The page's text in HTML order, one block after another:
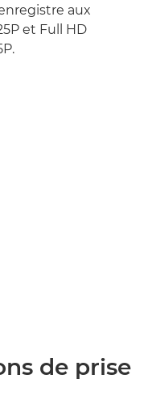
aux
et Full HD
de prise